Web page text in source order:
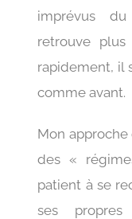
imprévus
retrouve
rapidement, il
comme avant.
Mon
des «
patient à se
ses